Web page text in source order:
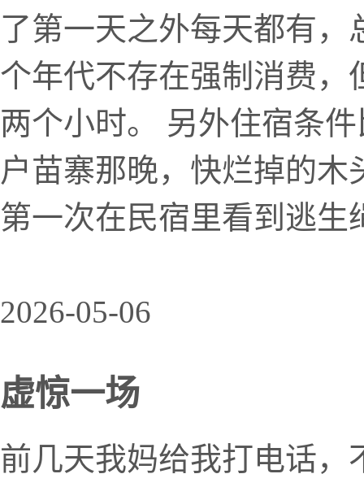
了第一天之外每天都有，
个年代不存在强制消费，
两个小时。 另外住宿条
户苗寨那晚，快烂掉的
第一次在民宿里看到逃生
2026-05-06
虚惊一场
前几天我妈给我打电话